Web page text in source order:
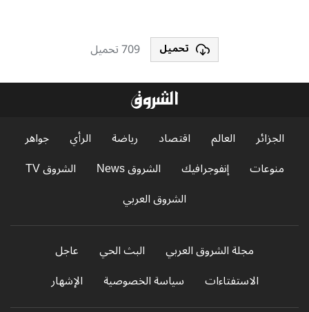
تحميل 709 تحميل
الجزائر العالم اقتصاد رياضة الرأي
جواهر
منوعات
إنفوجرافيك الشروق News
الشروق TV
الشروق العربي
مجلة الشروق العربي البث الحي
عاجل
الاستفتاءات
سياسة الخصوصية الإشهار